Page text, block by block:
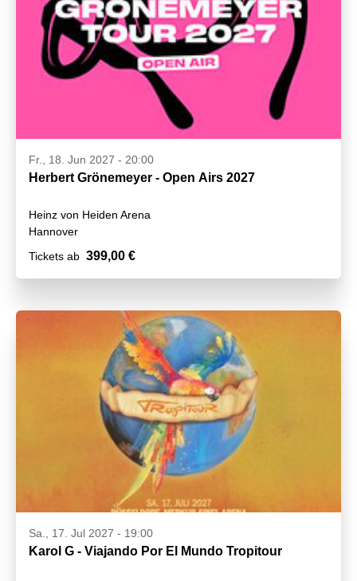
Fr., 18. Jun 2027 - 20:00
Herbert Grönemeyer - Open Airs 2027
Heinz von Heiden Arena
Hannover
Tickets ab 399,00 €
Sa., 17. Jul 2027 - 19:00
Karol G - Viajando Por El Mundo Tropitour